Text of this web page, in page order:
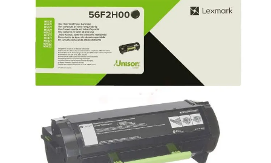
56F2H00
Capacité en pages (à 5%) :
15000
56F2H00 Lexmark - noir - toner de marque
475,50 €TTC
396,25 €
Produit dispo. sous 2-10 jours